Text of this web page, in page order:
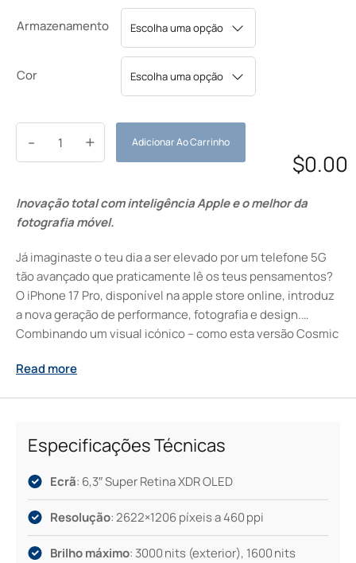
Armazenamento
Cor
+
- Adicionar Ao Carrinho
$0.00
Inovação total com inteligência Apple e o melhor da
fotografia móvel.
Já imaginaste o teu dia a ser elevado por um telefone 5G
tão avançado que praticamente lê os teus pensamentos?
O iPhone 17 Pro, disponível na apple store online, introduz
a nova geração de performance, fotografia e design.
Combinando um visual icónico – como esta versão Cosmic
integração de Inteligência Apple, é fabricado para ser
Read more
Especificações Técnicas
Ecrã: 6,3″ Super Retina XDR OLED
Resolução: 2622×1206 píxeis a 460 ppi
Brilho máximo: 3000 nits (exterior), 1600 nits